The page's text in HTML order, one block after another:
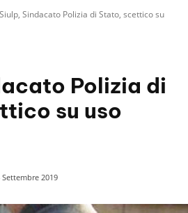
Siulp, Sindacato Polizia di Stato, scettico su
Polizia di
su uso
Settembre 2019